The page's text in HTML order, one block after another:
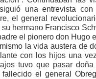
una entrevista
el general
su hermano Francisco
el pionero don Hugo
la vida austera de
con los hijos una
tuvo que pasar
fallecido el general